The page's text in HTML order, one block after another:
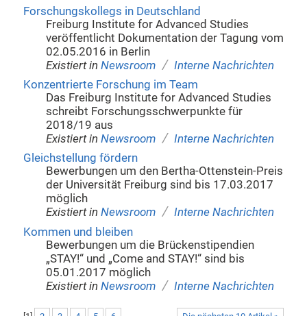
Forschungskollegs in Deutschland
Freiburg Institute for Advanced Studies
veröffentlicht Dokumentation der Tagung vom
02.05.2016 in Berlin
Existiert in Newsroom / Interne Nachrichten
Konzentrierte Forschung im Team
Das Freiburg Institute for Advanced Studies
schreibt Forschungsschwerpunkte für
2018/19 aus
Existiert in Newsroom / Interne Nachrichten
Gleichstellung fördern
Bewerbungen um den Bertha-Ottenstein-Preis
der Universität Freiburg sind bis 17.03.2017
möglich
Existiert in Newsroom / Interne Nachrichten
Kommen und bleiben
Bewerbungen um die Brückenstipendien
„STAY!“ und „Come and STAY!“ sind bis
05.01.2017 möglich
Existiert in Newsroom / Interne Nachrichten